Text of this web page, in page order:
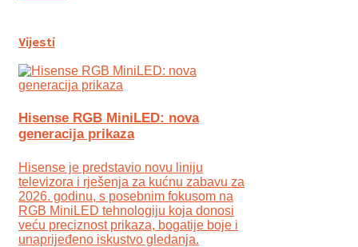
Vijesti
Hisense RGB MiniLED: nova
generacija prikaza
Hisense je predstavio novu liniju
televizora i rješenja za kućnu zabavu za
2026. godinu, s posebnim fokusom na
RGB MiniLED tehnologiju koja donosi
veću preciznost prikaza, bogatije boje i
unaprijeđeno iskustvo gledanja.